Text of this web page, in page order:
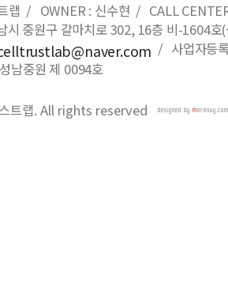
트랩 / OWNER : 신수현 / CALL
시 중원구 갈마치로 302, 16층 비-1604
/ 사업자등
남중원 제 0094호
트랩. All rights reserved